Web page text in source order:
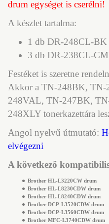
drum egységet is cserélni!
A készlet tartalma:
1 db DR-248CL-BK
3 db DR-238CL-
Festéket is szeretne
Akkor a TN-248BK,
248VAL, TN-247BK,
248XLY tonerkazettára
Angol nyelvű útmutató:
elvégezni
A következő
● Brother HL-L3220CW drum
● Brother HL-L8230CDW drum
● Brother HL-L8240CDW drum
● Brother DCP-L3520CDW drum
● Brother DCP-L3560CDW drum
● Brother MFC-L3740CDW drum